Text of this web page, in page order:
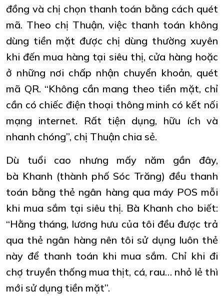
đồng và chị chọn thanh toán bằng cách quét
mã. Theo chị Thuận, việc thanh toán không
dùng tiền mặt được chị dùng thường xuyên
khi đến mua hàng tại siêu thị, cửa hàng hoặc
ở những nơi chấp nhận chuyển khoản, quét
mã QR. “Không cần mang theo tiền mặt, chỉ
cần có chiếc điện thoại thông minh có kết nối
mạng internet. Rất tiện dụng, hữu ích và
nhanh chóng”, chị Thuận chia sẻ.
Dù tuổi cao nhưng mấy năm gần đây,
bà Khanh (thành phố Sóc Trăng) đều thanh
toán bằng thẻ ngân hàng qua máy POS mỗi
khi mua sắm tại siêu thị. Bà Khanh cho biết:
“Hằng tháng, lương hưu của tôi đều được trả
qua thẻ ngân hàng nên tôi sử dụng luôn thẻ
này để thanh toán khi mua sắm. Chỉ khi đi
chợ truyền thống mua thịt, cá, rau… nhỏ lẻ thì
mới sử dụng tiền mặt”.